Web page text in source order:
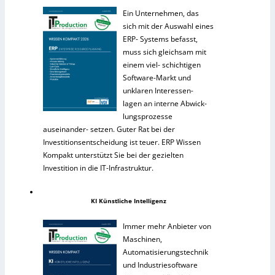
Ein Unternehmen, das
sich mit der Auswahl eines
ERP- Systems befasst,
muss sich gleichsam mit
einem viel- schichtigen
Software-Markt und
unklaren Interessen-
lagen an interne Abwick-
lungsprozesse
auseinander- setzen. Guter Rat bei der
Investitionsentscheidung ist teuer. ERP Wissen
Kompakt unterstützt Sie bei der gezielten
Investition in die IT-Infrastruktur.
KI Künstliche Intelligenz
Immer mehr Anbieter von
Maschinen,
Automatisierungstechnik
und Industriesoftware